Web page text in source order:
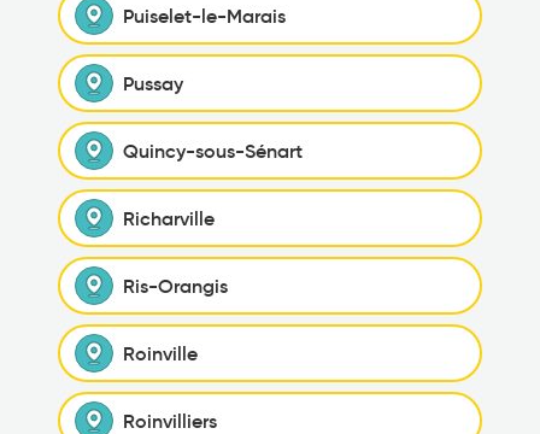
Puiselet-le-Marais
Pussay
Quincy-sous-Sénart
Richarville
Ris-Orangis
Roinville
Roinvilliers